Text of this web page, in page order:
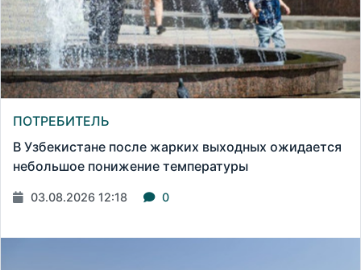
ПОТРЕБИТЕЛЬ
В Узбекистане после жарких выходных ожидается
небольшое понижение температуры
03.08.2026 12:18 0